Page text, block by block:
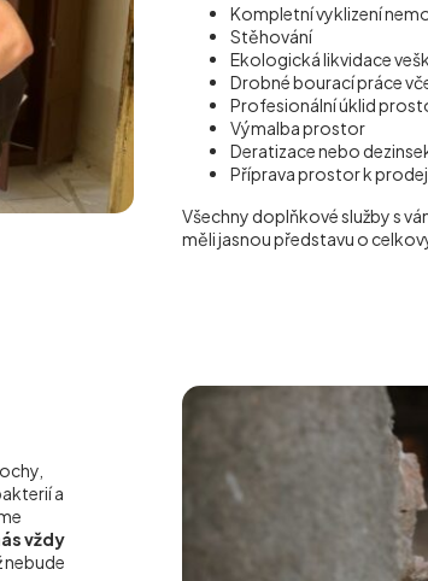
Kompletní vyklizení
Stěhování
Ekologická likvidace
Drobné bourací práce
Profesionální úklid
Výmalba prostor
Deratizace nebo
Příprava prostor k
Všechny doplňkové služby s
měli jasnou představu o
a
vždy
nebude